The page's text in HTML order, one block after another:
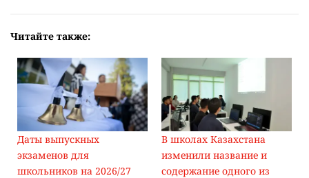
Читайте также:
Даты выпускных
экзаменов для
школьников на 2026/27
В школах Казахстана
изменили название и
содержание одного из